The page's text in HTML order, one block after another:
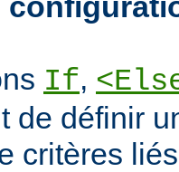
If,
de définir
critères